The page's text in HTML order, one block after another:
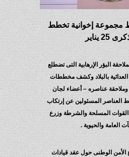
مجموعة إخوانية تخطط
يناير
البؤر الإرهابية التى تضطلع
العدائية بالبلاد وكشف مخططات
وملاحقة عناصره – أعضاء لجان
العناصر المسئولين عن إرتكاب
المسلحة والشرطة وزرع
العامة والحيوية .
الوطنى حول عقد قيادات